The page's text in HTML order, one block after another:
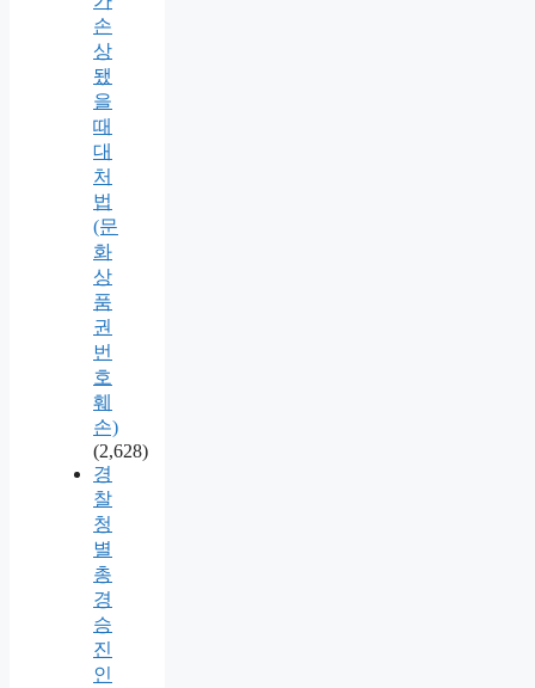
손
상
됐
을
때
대
처
법
(문
화
상
품
권
번
호
훼
손)
(2,628)
경
찰
청
별
총
경
승
진
인